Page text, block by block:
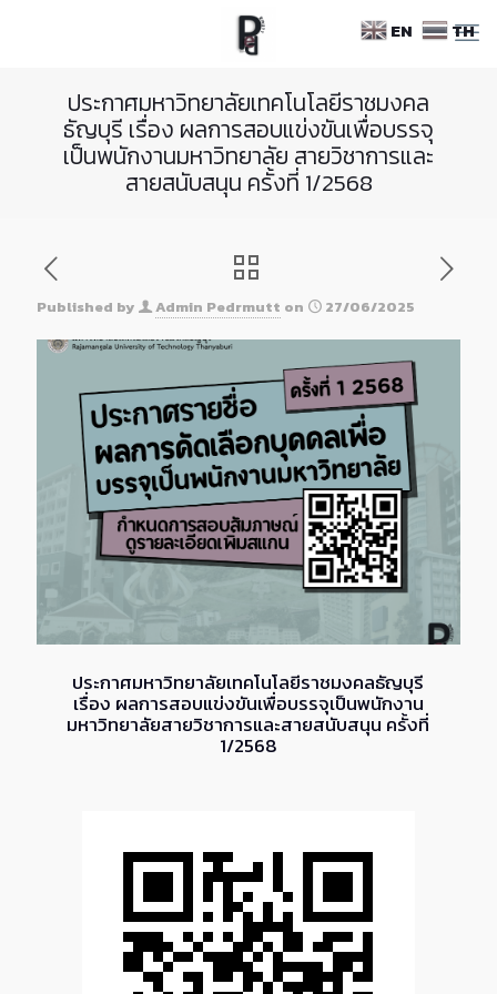
ประกาศมหาวิทยาลัยเทคโนโลยีราชมงคล
ธัญบุรี เรื่อง ผลการสอบแข่งขันเพื่อบรรจุ
เป็นพนักงานมหาวิทยาลัย สายวิชาการและ
สายสนับสนุน ครั้งที่ 1/2568
Published by Admin Pedrmutt on 27/06/2025
ประกาศมหาวิทยาลัยเทคโนโลยีราชมงคลธัญบุรี
เรื่อง ผลการสอบแข่งขันเพื่อบรรจุเป็นพนักงาน
มหาวิทยาลัยสายวิชาการและสายสนับสนุน ครั้งที่
1/2568
EN TH